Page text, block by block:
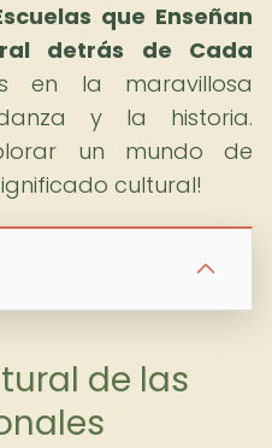
que Enseñan
detrás de Cada
en la maravillosa
y la historia.
un mundo de
cultural!
de las